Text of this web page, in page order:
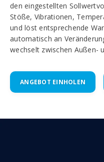
den eingestellten
Stöße, Vibrationen,
und löst entsprechende
automatisch an
wechselt zwischen Außen-
ANGEBOT EINHOLEN